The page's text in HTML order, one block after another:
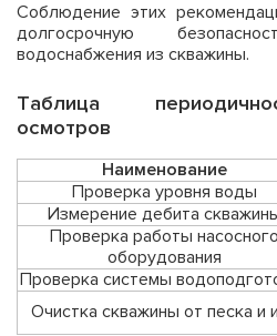
Соблюдение этих
долгосрочную
водоснабжения из скважины.
Таблица
осмотров
Наименование
Проверка уровня воды
Измерение дебита
Проверка работы насосного
оборудования
Проверка системы
Очистка скважины от песка и